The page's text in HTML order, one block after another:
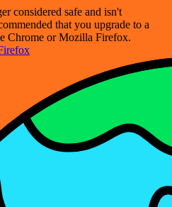
considered safe and isn't
that you upgrade to a
Chrome or Mozilla Firefox.